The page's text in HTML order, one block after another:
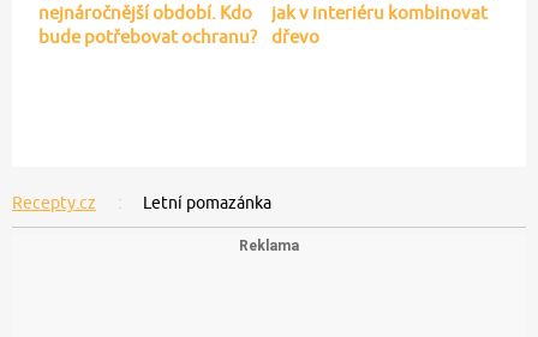
nejnáročnější období. Kdo
bude potřebovat ochranu?
jak v interiéru kombinovat
dřevo
Recepty.cz Letní pomazánka